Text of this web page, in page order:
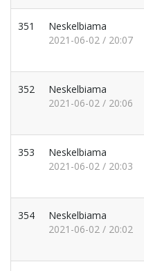
351
Neskelbiama
2021-06-02 / 20:07
352
Neskelbiama
2021-06-02 / 20:06
353
Neskelbiama
2021-06-02 / 20:03
354
Neskelbiama
2021-06-02 / 20:02